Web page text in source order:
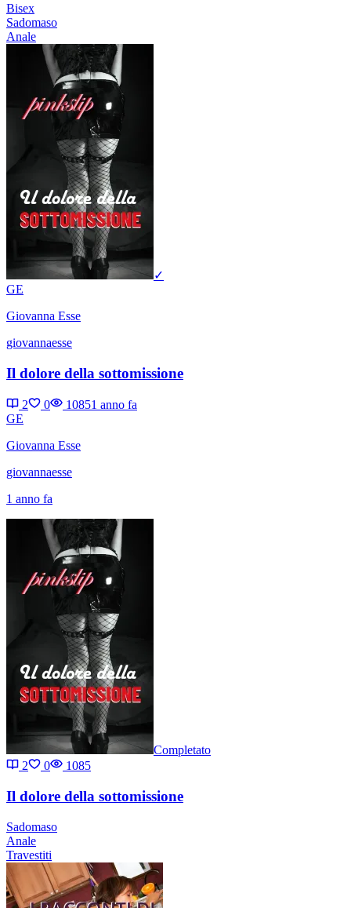
Bisex
Sadomaso
Anale
✓
GE
Giovanna Esse
giovannaesse
Il dolore della sottomissione
2 0 10851 anno fa
GE
Giovanna Esse
giovannaesse
1 anno fa
Completato
2
0 1085
Il dolore della sottomissione
Sadomaso
Anale
Travestiti